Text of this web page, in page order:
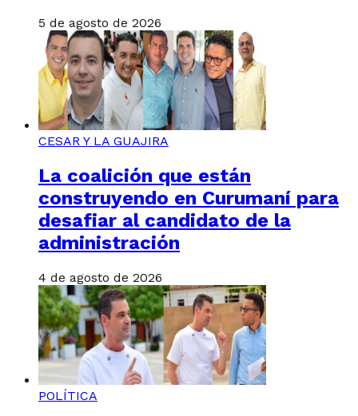
5 de agosto de 2026
CESAR Y LA GUAJIRA
La coalición que están
construyendo en Curumaní para
desafiar al candidato de la
administración
4 de agosto de 2026
POLÍTICA